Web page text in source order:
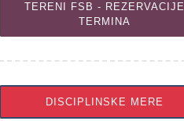
TERENI FSB - REZERVACIJE
TERMINA
DISCIPLINSKE MERE